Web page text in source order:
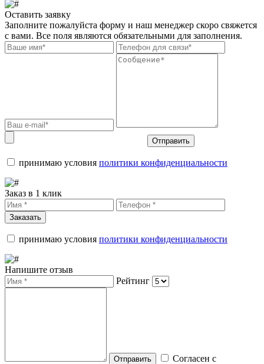
Оставить заявку
Заполните пожалуйста форму и наш менеджер скоро свяжется
с вами. Все поля являются обязательными для заполнения.
Отправить
принимаю условия политики конфиденциальности
Заказ в 1 клик
Заказать
принимаю условия политики конфиденциальности
Напишите отзыв
Рейтинг
Отправить
Согласен с